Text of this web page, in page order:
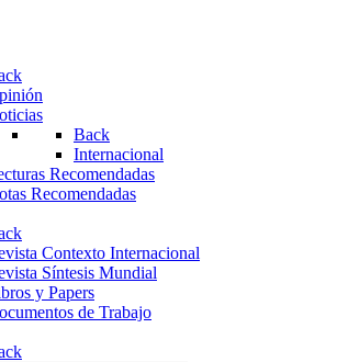
Back
Internacional
Recomendadas
Recomendadas
Contexto Internacional
Síntesis Mundial
y Papers
de Trabajo